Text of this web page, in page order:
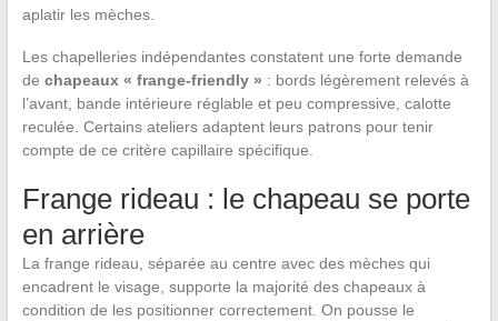
aplatir les mèches.
Les chapelleries indépendantes constatent une forte demande
de chapeaux « frange-friendly » : bords légèrement relevés à
l’avant, bande intérieure réglable et peu compressive, calotte
reculée. Certains ateliers adaptent leurs patrons pour tenir
compte de ce critère capillaire spécifique.
Frange rideau : le chapeau se porte
en arrière
La frange rideau, séparée au centre avec des mèches qui
encadrent le visage, supporte la majorité des chapeaux à
condition de les positionner correctement. On pousse le